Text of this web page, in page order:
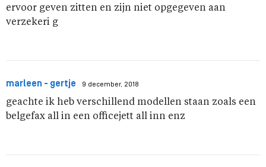
ervoor geven zitten en zijn niet opgegeven aan
verzekeri g
marleen - gertje 9 december, 2018
geachte ik heb verschillend modellen staan zoals een
belgefax all in een officejett all inn enz